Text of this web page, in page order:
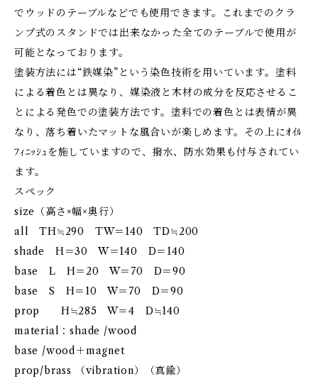
でウッドのテーブルなどでも使用できます。これまでのクラ
ンプ式のスタンドでは出来なかった全てのテーブルで使用が
可能となっております。
塗装方法には“鉄媒染”という染色技術を用いています。塗料
による着色とは異なり、媒染液と木材の成分を反応させるこ
とによる発色での塗装方法です。塗料での着色とは表情が異
なり、落ち着いたマットな風合いが楽しめます。その上にｵｲﾙ
ﾌｨﾆｯｼｭを施していますので、撥水、防水効果も付与されてい
ます。
スペック
size（高さ×幅×奥行）
all TH≒290 TW＝140 TD≒200
shade H＝30 W＝140 D＝140
base L H＝20 W＝70 D＝90
base S H＝10 W＝70 D＝90
prop H≒285 W＝4 D≒140
material：shade /wood
base /wood＋magnet
prop/brass （vibration）（真鍮）